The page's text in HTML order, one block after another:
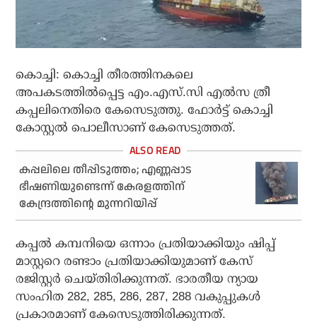
കൊച്ചി: കൊച്ചി തീരത്തിനകലെ
അപകടത്തിൽപ്പെട്ട എം.എസ്.സി എൽസ ത്രീ
കപ്പലിനെതിരെ കേസെടുത്തു. ഫോർട്ട് കൊച്ചി
കോസ്റ്റൽ പൊലീസാണ് കേസെടുത്തത്.
കപ്പലിലെ തീപ്പിടുത്തം; എണ്ണപ്പാട
ഭീഷണിയുണ്ടെന്ന് കേരളത്തിന്
കേന്ദ്രത്തിന്റെ മുന്നറിയിപ്പ്
‌കപ്പൽ കമ്പനിയെ ഒന്നാം പ്രതിയാക്കിയും ഷിപ്പ്
മാസ്റ്ററെ രണ്ടാം പ്രതിയാക്കിയുമാണ് കേസ്
രജിസ്റ്റർ ചെയ്തിരിക്കുന്നത്. ഭാരതീയ ന്യായ
സംഹിത 282, 285, 286, 287, 288 വകുപ്പുകൾ
പ്രകാരമാണ് കേസെടുത്തിരിക്കുന്നത്.